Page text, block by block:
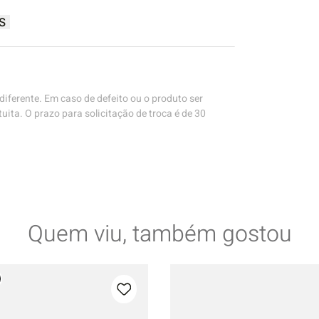
Em caso de defeito ou o produto ser
O prazo para solicitação de troca é de 30
Quem viu, também gostou